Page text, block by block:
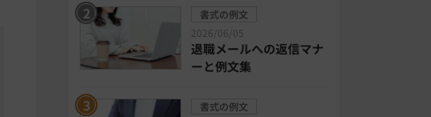
書式の例文
2026/06/05
退職メールへの返信マナ
ーと例文集
書式の例文